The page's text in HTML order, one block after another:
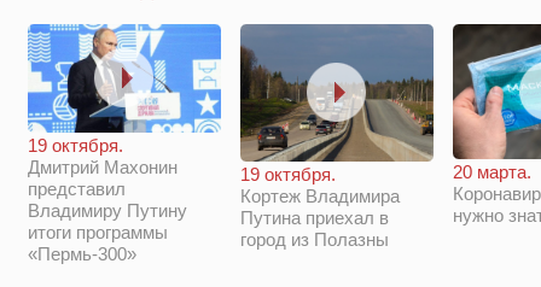
19 октября.
Дмитрий Махонин
представил
Владимиру Путину
итоги программы
«Пермь-300»
19 октября.
Кортеж Владимира
Путина приехал в
город из Полазны
20 марта.
нужно